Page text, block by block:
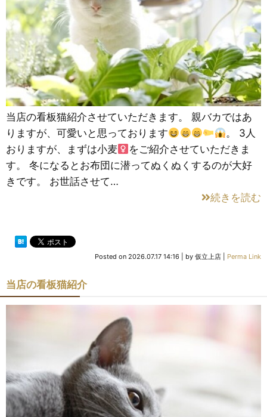
当店の看板猫紹介させていただきます。 親バカではあ
りますが、可愛いと思っております
。 3人
おりますが、まずは小麦
をご紹介させていただきま
す。 冬になるとお布団に潜ってぬくぬくするのが大好
きです。 お世話させて…
続きを読む
Posted on 2026.07.17 14:16 by 仮立上店 Perma Link
当店の看板猫紹介